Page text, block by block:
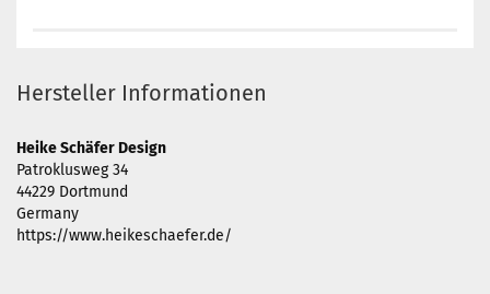
Hersteller Informationen
Heike Schäfer Design
Patroklusweg 34
44229 Dortmund
Germany
https://www.heikeschaefer.de/